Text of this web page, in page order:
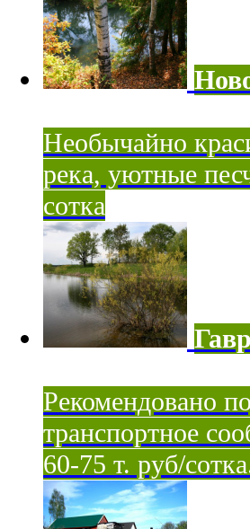
Необычайно
река, уютные
сотка
Рекомендовано
транспортное
60-75 т. руб/